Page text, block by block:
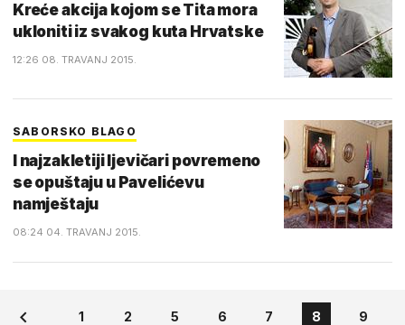
Kreće akcija kojom se Tita mora
ukloniti iz svakog kuta Hrvatske
12:26 08. TRAVANJ 2015.
SABORSKO BLAGO
I najzakletiji ljevičari povremeno
se opuštaju u Pavelićevu
namještaju
08:24 04. TRAVANJ 2015.
1 2 5 6 7 8 9